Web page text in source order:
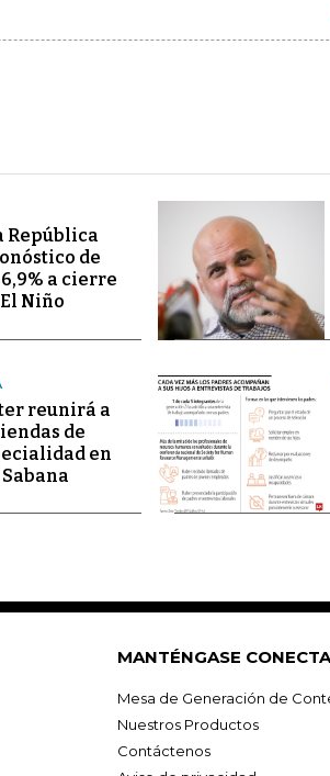
República
de
a cierre
Niño
reunirá a
de
en
MANTÉNGASE
Mesa de Generación de
Nuestros Productos
Contáctenos